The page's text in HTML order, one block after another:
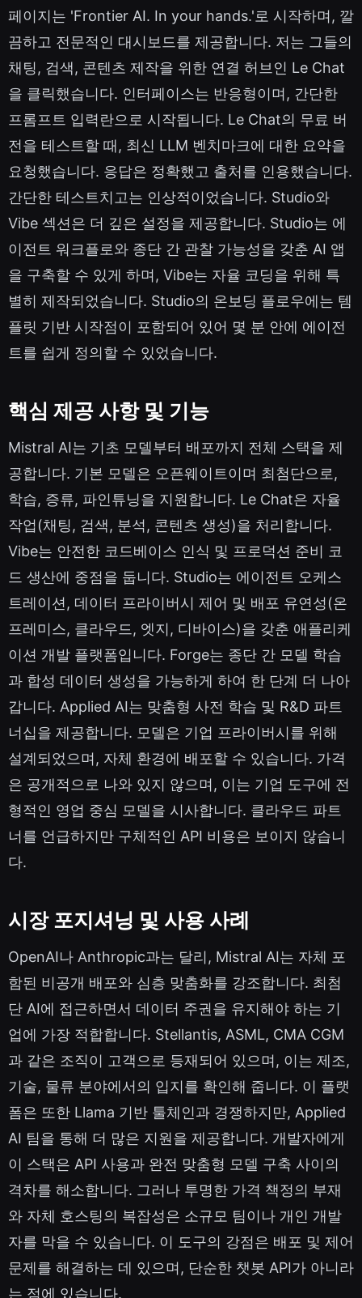
페이지는 'Frontier AI. In your hands.'로 시작하며, 깔
끔하고 전문적인 대시보드를 제공합니다. 저는 그들의
채팅, 검색, 콘텐츠 제작을 위한 연결 허브인 Le Chat
을 클릭했습니다. 인터페이스는 반응형이며, 간단한
프롬프트 입력란으로 시작됩니다. Le Chat의 무료 버
전을 테스트할 때, 최신 LLM 벤치마크에 대한 요약을
요청했습니다. 응답은 정확했고 출처를 인용했습니다.
간단한 테스트치고는 인상적이었습니다. Studio와
Vibe 섹션은 더 깊은 설정을 제공합니다. Studio는 에
이전트 워크플로와 종단 간 관찰 가능성을 갖춘 AI 앱
을 구축할 수 있게 하며, Vibe는 자율 코딩을 위해 특
별히 제작되었습니다. Studio의 온보딩 플로우에는 템
플릿 기반 시작점이 포함되어 있어 몇 분 안에 에이전
트를 쉽게 정의할 수 있었습니다.
핵심 제공 사항 및 기능
Mistral AI는 기초 모델부터 배포까지 전체 스택을 제
공합니다. 기본 모델은 오픈웨이트이며 최첨단으로,
학습, 증류, 파인튜닝을 지원합니다. Le Chat은 자율
작업(채팅, 검색, 분석, 콘텐츠 생성)을 처리합니다.
Vibe는 안전한 코드베이스 인식 및 프로덕션 준비 코
드 생산에 중점을 둡니다. Studio는 에이전트 오케스
트레이션, 데이터 프라이버시 제어 및 배포 유연성(온
프레미스, 클라우드, 엣지, 디바이스)을 갖춘 애플리케
이션 개발 플랫폼입니다. Forge는 종단 간 모델 학습
과 합성 데이터 생성을 가능하게 하여 한 단계 더 나아
갑니다. Applied AI는 맞춤형 사전 학습 및 R&D 파트
너십을 제공합니다. 모델은 기업 프라이버시를 위해
설계되었으며, 자체 환경에 배포할 수 있습니다. 가격
은 공개적으로 나와 있지 않으며, 이는 기업 도구에 전
형적인 영업 중심 모델을 시사합니다. 클라우드 파트
너를 언급하지만 구체적인 API 비용은 보이지 않습니
다.
시장 포지셔닝 및 사용 사례
OpenAI나 Anthropic과는 달리, Mistral AI는 자체 포
함된 비공개 배포와 심층 맞춤화를 강조합니다. 최첨
단 AI에 접근하면서 데이터 주권을 유지해야 하는 기
업에 가장 적합합니다. Stellantis, ASML, CMA CGM
과 같은 조직이 고객으로 등재되어 있으며, 이는 제조,
기술, 물류 분야에서의 입지를 확인해 줍니다. 이 플랫
폼은 또한 Llama 기반 툴체인과 경쟁하지만, Applied
AI 팀을 통해 더 많은 지원을 제공합니다. 개발자에게
이 스택은 API 사용과 완전 맞춤형 모델 구축 사이의
격차를 해소합니다. 그러나 투명한 가격 책정의 부재
와 자체 호스팅의 복잡성은 소규모 팀이나 개인 개발
자를 막을 수 있습니다. 이 도구의 강점은 배포 및 제어
문제를 해결하는 데 있으며, 단순한 챗봇 API가 아니라
는 점에 있습니다.